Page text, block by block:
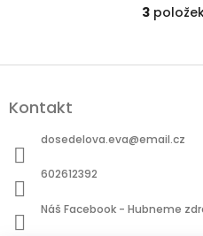
3
pKontakt
dosedelova.eva@email.cz
602612392
Náš Facebook - Hubneme